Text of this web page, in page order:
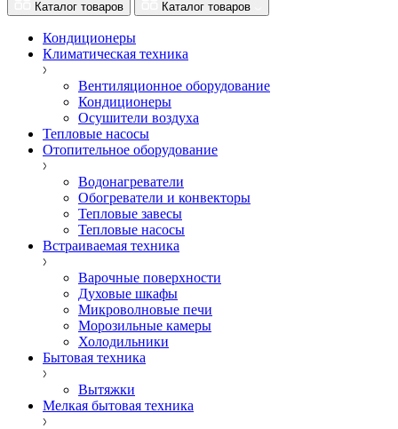
Каталог товаров Каталог товаров
Кондиционеры
Климатическая техника
Вентиляционное оборудование
Кондиционеры
Осушители воздуха
Тепловые насосы
Отопительное оборудование
Водонагреватели
Обогреватели и конвекторы
Тепловые завесы
Тепловые насосы
Встраиваемая техника
Варочные поверхности
Духовые шкафы
Микроволновые печи
Морозильные камеры
Холодильники
Бытовая техника
Вытяжки
Мелкая бытовая техника